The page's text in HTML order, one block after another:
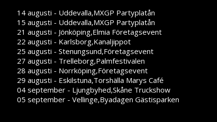
14 augusti - Uddevalla,MXGP Partyplatån
15 augusti - Uddevalla,MXGP Partyplatån
21 augusti - Jönköping,Elmia Företagsevent
22 augusti - Karlsborg,Kanaljippot
25 augusti - Stenungsund,Företagsevent
27 augusti - Trelleborg,Palmfestivalen
28 augusti - Norrköping,Företagsevent
29 augusti - Eskilstuna,Torshälla Marys Café
04 september - Ljungbyhed,Skåne Truckshow
05 september - Vellinge,Byadagen Gästisparken